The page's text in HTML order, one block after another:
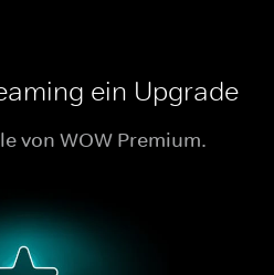
ein Upgrade
von WOW Premium.